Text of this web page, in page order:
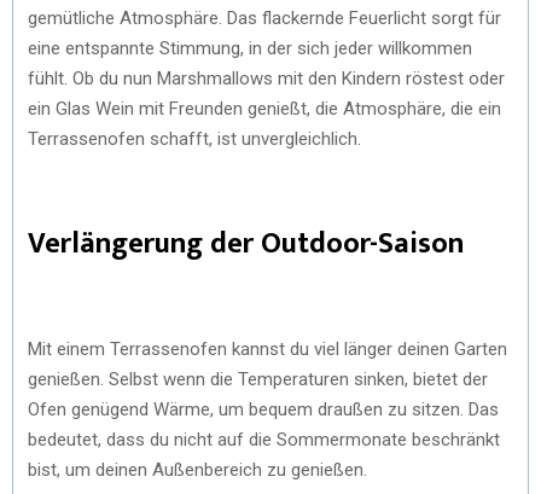
gemütliche Atmosphäre. Das flackernde Feuerlicht sorgt für
eine entspannte Stimmung, in der sich jeder willkommen
fühlt. Ob du nun Marshmallows mit den Kindern röstest oder
ein Glas Wein mit Freunden genießt, die Atmosphäre, die ein
Terrassenofen schafft, ist unvergleichlich.
Verlängerung der Outdoor-Saison
Mit einem Terrassenofen kannst du viel länger deinen Garten
genießen. Selbst wenn die Temperaturen sinken, bietet der
Ofen genügend Wärme, um bequem draußen zu sitzen. Das
bedeutet, dass du nicht auf die Sommermonate beschränkt
bist, um deinen Außenbereich zu genießen.